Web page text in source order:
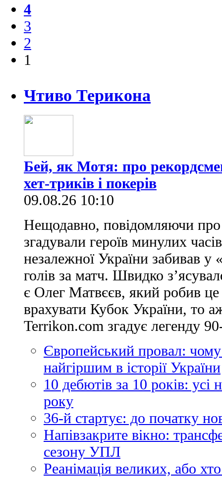
4
3
2
1
Чтиво Терикона
Бей, як Мотя: про
хет-триків і покерів
09.08.26 10:10
Нещодавно, повідомляючи про
згадували героїв минулих
незалежної України забивав
голів за матч. Швидко
є Олег Матвєєв, який робив
врахувати Кубок України, то
Terrikon.com згадує легенду
Європейський провал:
найгіршим в історії України
10 дебютів за 10 років:
року
36-й стартує: до початку
Напівзакрите вікно:
сезону УПЛ
Реанімація великих, або